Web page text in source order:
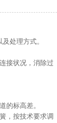
处理方式。
接状况，消除过
的标高差。
，按技术要求调